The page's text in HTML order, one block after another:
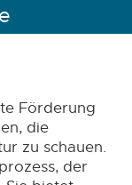
Förderung
die
zu schauen.
der